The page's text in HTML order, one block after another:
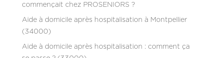
commençait chez PROSENIORS ?
Aide à domicile après hospitalisation à Montpellier
(34000)
Aide à domicile après hospitalisation : comment ça